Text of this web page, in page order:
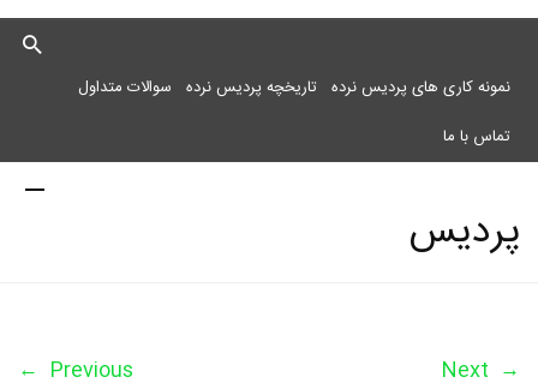
نمونه کاری های پردیس نرده تاریخچه پردیس نرده سوالات متداول
تماس با ما
پردیس
نرده
← Previous Next →